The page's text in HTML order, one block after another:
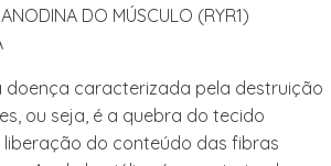
DO MÚSCULO (RYR1)
doença caracterizada pela destruição
ou seja, é a quebra do tecido
liberação do conteúdo das fibras